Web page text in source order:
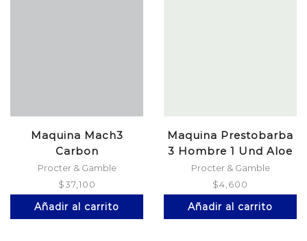
Maquina Mach3
Carbon
Procter & Gamble
$37,100
Añadir al carrito
Maquina Prestobarba
3 Hombre 1 Und Aloe
Procter & Gamble
$4,600
Añadir al carrito